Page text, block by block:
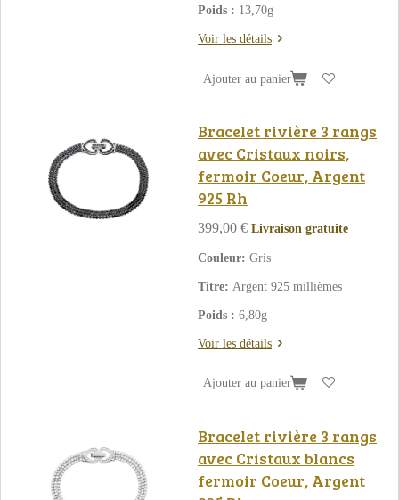
Poids : 13,70g
Voir les détails
Ajouter au panier
Bracelet rivière 3 rangs
avec Cristaux noirs,
fermoir Coeur, Argent
925 Rh
399,00 € Livraison gratuite
Couleur: Gris
Titre: Argent 925 millièmes
Poids : 6,80g
Voir les détails
Ajouter au panier
Bracelet rivière 3 rangs
avec Cristaux blancs
fermoir Coeur, Argent